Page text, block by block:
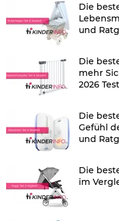
Die
und
Die
mehr
2026
Die
Gefühl
und
Die
im